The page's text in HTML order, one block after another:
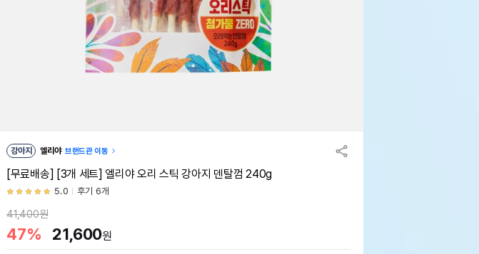
강아지 엘리야 브랜드관 이동
[무료배송] [3개 세트] 엘리야 오리 스틱 강아지 덴탈껌 240g
5.0 후기 6개
41,400원
47% 21,600원